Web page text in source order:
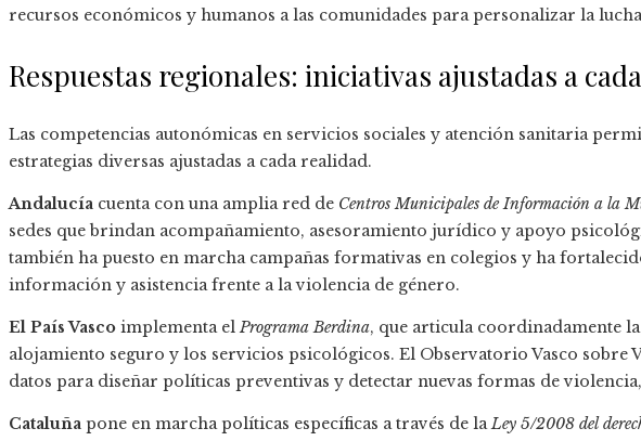
recursos económicos y humanos a las comunidades para personalizar la
Respuestas regionales: iniciativas ajustadas a
Las competencias autonómicas en servicios sociales y atención sanitaria
estrategias diversas ajustadas a cada realidad.
Andalucía cuenta con una amplia red de Centros Municipales de Información a la
sedes que brindan acompañamiento, asesoramiento jurídico y apoyo
también ha puesto en marcha campañas formativas en colegios y ha
información y asistencia frente a la violencia de género.
El País Vasco implementa elPrograma Berdina, que articula coordinadamente
alojamiento seguro y los servicios psicológicos. El Observatorio Vasco sobre
datos para diseñar políticas preventivas y detectar nuevas formas de
Cataluña pone en marcha políticas específicas a través de laLey 5/2008 del